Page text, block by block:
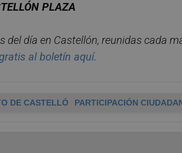
PLAZA
del día en Castellón, reunidas cada
al boletín aquí.
DE CASTELLÓ PARTICIPACIÓN